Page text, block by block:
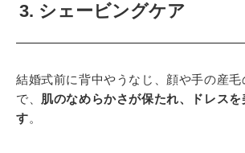
3. シェービングケア
結婚式前に背中やうなじ、顔や手の産毛
で、 肌のなめらかさが保たれ、ドレスを
す。